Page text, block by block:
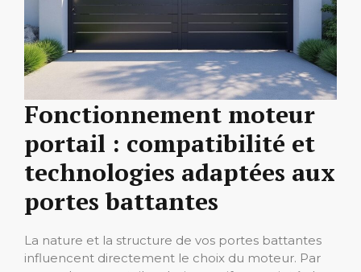
Fonctionnement moteur
portail : compatibilité et
technologies adaptées aux
portes battantes
La nature et la structure de vos portes battantes
influencent directement le choix du moteur. Par